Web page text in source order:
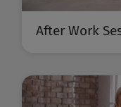
After Work